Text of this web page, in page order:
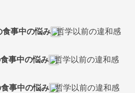
事中の悩み 哲学以前の違和感
事中の悩み 哲学以前の違和感
事中の悩み 哲学以前の違和感